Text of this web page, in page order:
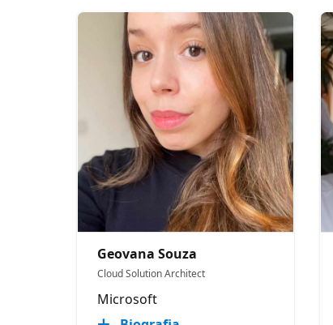
Geovana Souza
Cloud Solution Architect
Microsoft